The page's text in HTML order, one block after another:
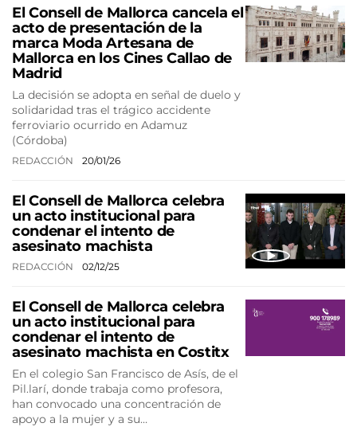
El Consell de Mallorca cancela el
acto de presentación de la
marca Moda Artesana de
Mallorca en los Cines Callao de
Madrid
La decisión se adopta en señal de duelo y
solidaridad tras el trágico accidente
ferroviario ocurrido en Adamuz
(Córdoba)
REDACCIÓN 20/01/26
El Consell de Mallorca celebra
un acto institucional para
condenar el intento de
asesinato machista
REDACCIÓN 02/12/25
El Consell de Mallorca celebra
un acto institucional para
condenar el intento de
asesinato machista en Costitx
En el colegio San Francisco de Asís, de el
Pil.larí, donde trabaja como profesora,
han convocado una concentración de
apoyo a la mujer y a su…